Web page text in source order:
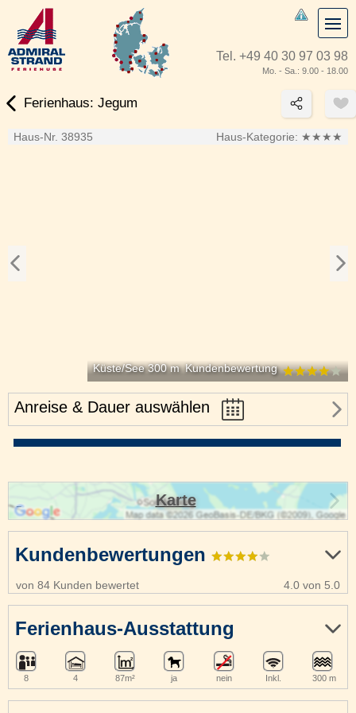
Tel. +49 40 30 97 03 98
Mo. - Sa.: 9.00 - 18.00
Ferienhaus: Jegum
Haus-Nr. 38935 Haus-Kategorie: ★★★★
Küste/See 300 m Kundenbewertung
Anreise & Dauer auswählen
Kundenbewertungen
von 84 Kunden bewertet 4.0 von 5.0
Ferienhaus-Ausstattung
8 4 87m² ja nein Inkl. 300 m
Karte